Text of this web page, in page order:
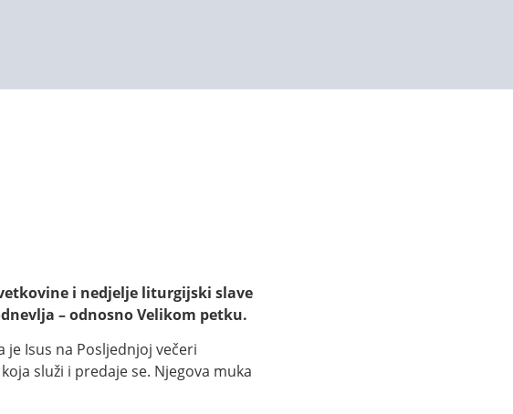
i nedjelje liturgijski slave
– odnosno Velikom petku.
Isus na Posljednjoj večeri
služi i predaje se. Njegova muka